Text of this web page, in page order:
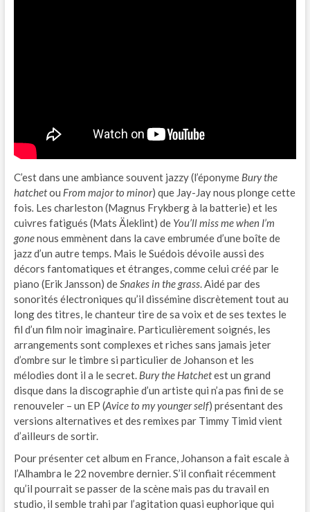
C’est dans une ambiance souvent jazzy (l’éponyme Bury the
hatchetou From major to minor) que Jay-Jay nous plonge cette
fois. Les charleston (Magnus Frykberg à la batterie) et les
cuivres fatigués (Mats Äleklint) de You’ll miss me when I’m
gonenous emmènent dans la cave embrumée d’une boîte de
jazz d’un autre temps. Mais le Suédois dévoile aussi des
décors fantomatiques et étranges, comme celui créé par le
piano (Erik Jansson) deSnakes in the grass. Aidé par des
sonorités électroniques qu’il dissémine discrètement tout au
long des titres, le chanteur tire de sa voix et de ses textes le
fil d’un film noir imaginaire. Particulièrement soignés, les
arrangements sont complexes et riches sans jamais jeter
d’ombre sur le timbre si particulier de Johanson et les
mélodies dont il a le secret. Bury the Hatchetest un grand
disque dans la discographie d’un artiste qui n’a pas fini de se
renouveler – un EP (Avice to my younger self) présentant des
versions alternatives et des remixes par Timmy Timid vient
d’ailleurs de sortir.
Pour présenter cet album en France, Johanson a fait escale à
l’Alhambra le 22 novembre dernier. S’il confiait récemment
qu’il pourrait se passer de la scène mais pas du travail en
studio, il semble trahi par l’agitation quasi euphorique qui